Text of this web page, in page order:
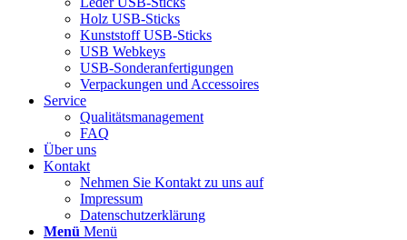
Holz USB-Sticks
Kunststoff USB-Sticks
USB Webkeys
USB-Sonderanfertigungen
Verpackungen und Accessoires
Service
Qualitätsmanagement
FAQ
Über uns
Kontakt
Nehmen Sie Kontakt zu uns auf
Impressum
Datenschutzerklärung
Menü Menü